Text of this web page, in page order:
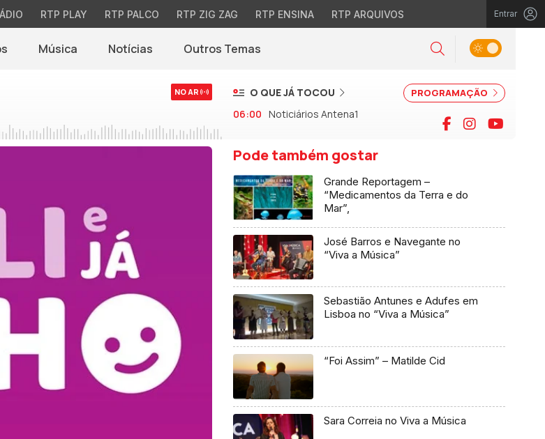
RTP PLAY RTP PALCO RTP ZIG ZAG RTP ENSINA RTP ARQUIVOS Entrar
Música Notícias(abre em nova janela)
Outros Temas Pesquisar
Alternar tema
NO AR PROGRAMAÇÃO
O QUE JÁ TOCOU
06:00 Noticiários Antena1 Facebook
Instagram
Pode também gostar
Grande Reportagem –
“Medicamentos da Terra e do
Mar”,
José Barros e Navegante no
“Viva a Música”
Sebastião Antunes e Adufes em
Lisboa no “Viva a Música”
“Foi Assim” – Matilde Cid
Sara Correia no Viva a Música